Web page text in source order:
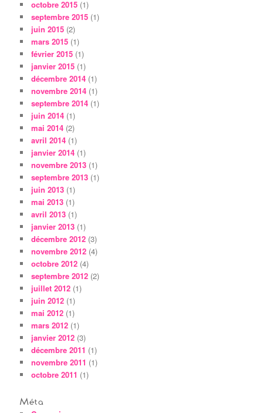
octobre 2015 (1)
septembre 2015 (1)
juin 2015 (2)
mars 2015 (1)
février 2015 (1)
janvier 2015 (1)
décembre 2014 (1)
novembre 2014 (1)
septembre 2014 (1)
juin 2014 (1)
mai 2014 (2)
avril 2014 (1)
janvier 2014 (1)
novembre 2013 (1)
septembre 2013 (1)
juin 2013 (1)
mai 2013 (1)
avril 2013 (1)
janvier 2013 (1)
décembre 2012 (3)
novembre 2012 (4)
octobre 2012 (4)
septembre 2012 (2)
juillet 2012 (1)
juin 2012 (1)
mai 2012 (1)
mars 2012 (1)
janvier 2012 (3)
décembre 2011 (1)
novembre 2011 (1)
octobre 2011 (1)
Méta